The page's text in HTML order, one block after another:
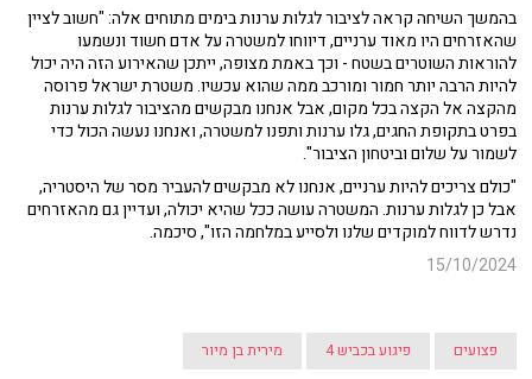
בהמשך השיחה קראה לציבור לגלות ערנות בימים מתוחים אלה: "חשוב לציין
שהאזרחים היו מאוד ערניים, דיווחו למשטרה על אדם חשוד ונשמעו
להוראות השוטרים בשטח - וכך באמת מצופה, ייתכן שהאירוע הזה היה יכול
להיות הרבה יותר חמור ומורכב ממה שהוא עכשיו. משטרת ישראל פרוסה
מהקצה אל הקצה בכל מקום, אבל אנחנו מבקשים מהציבור לגלות ערנות
בפרט בתקופת החגים, גלו ערנות ותפנו למשטרה, ואנחנו נעשה הכול כדי
לשמור על שלום וביטחון הציבור".
"כולם צריכים להיות ערניים, אנחנו לא מבקשים להעביר מסר של היסטריה,
אבל כן לגלות ערנות. המשטרה עושה ככל שהיא יכולה, ועדיין גם מהאזרחים
נדרש לדווח למוקדים שלנו ולסייע במלחמה הזו", סיכמה.
15/10/2024
פצועים פיגוע בכביש 4 מירית בן מיור